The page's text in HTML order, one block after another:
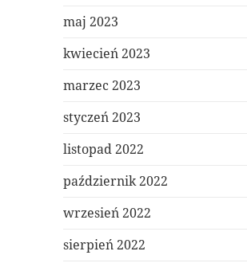
maj 2023
kwiecień 2023
marzec 2023
styczeń 2023
listopad 2022
październik 2022
wrzesień 2022
sierpień 2022